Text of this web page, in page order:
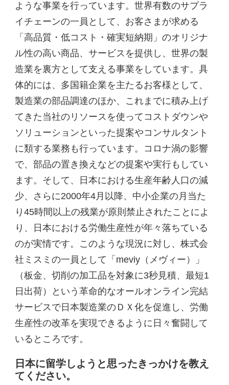
ような事業を行っています。世界有数のサプラ
イチェーンの一員として、お客さまが求める
「高品質・低コスト・確実短納期」のオリジナ
ル性の高い商品、サービスを提供し、世界の製
造業を裏方として支える事業をしています。具
体的には、多国籍企業を主たるお客様として、
製造業の部品調達のほか、これまでに積み上げ
てきた当社のリソースを使ってコストダウンや
ソリューションといった提案やコンサルタント
に類する業務も行っています。コロナ渦の影響
で、部品の置き換えなどの提案や実行もしてい
ます。そして、日本における生産年齢人口の減
少、さらに2000年4月以降、中小企業の月当た
り45時間以上の残業が原則禁止されたことによ
り、日本における労働生産性が年々落ちている
のが実情です。このような現況に対し、株式会
社ミスミの一員として「meviy（メヴィー）」
（板金、切削の加工品を対象に3秒見積、最短1
日出荷）という革命的なオールオンライン完結
サービスで日本製造業のＤＸ化を促進し、労働
生産性の改革を実現できるように日々奮闘して
いるところです。
日本に留学しようと思ったきっかけを教え
てください。